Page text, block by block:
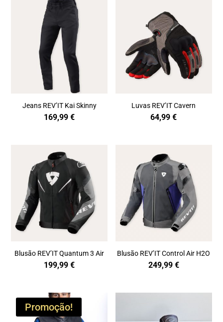
Jeans REV’IT Kai Skinny
169,99€
Luvas REV’IT Cavern
64,99€
Blusão REV’IT Quantum 3 Air
199,99€
Blusão REV’IT Control Air H2O
249,99 €
Promoção!